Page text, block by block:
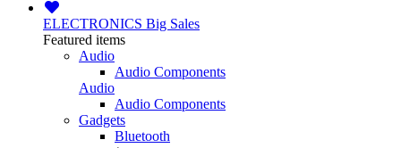
ELECTRONICS Big Sales
Featured items
Audio
Audio Components
Audio
Audio Components
Gadgets
Bluetooth